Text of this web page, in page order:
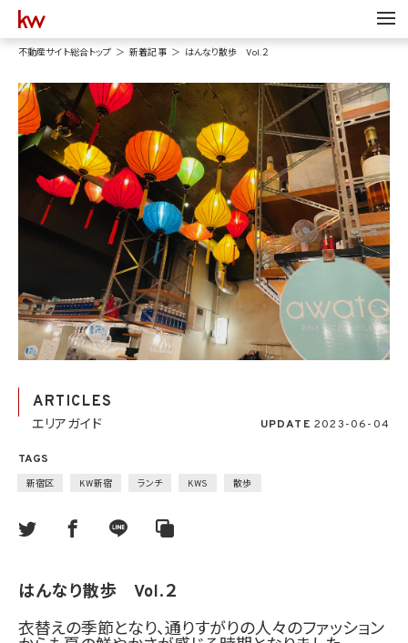
不動産サイト総合トップ 新着記事 はんなり散歩 Vol.２
ARTICLES
エリアガイド UPDATE 2023-06-04
TAGS
新宿区 KW新宿 ランチ KWS 散歩
はんなり散歩 Vol.２
衣替えの季節となり、通りすがりの人々のファッション